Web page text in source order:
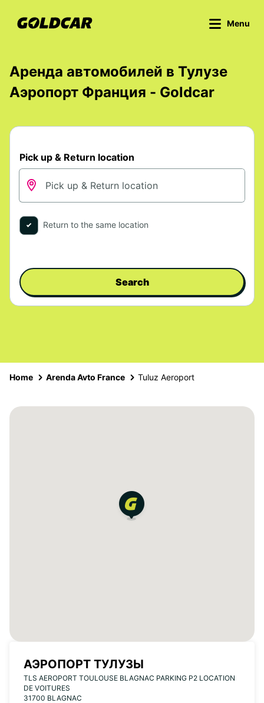
Menu
Аренда автомобилей в Тулузе
Аэропорт Франция - Goldcar
Pick up & Return location
Return to the same location
Search
Home Arenda Avto France Tuluz Aeroport
АЭРОПОРТ ТУЛУЗЫ
TLS AEROPORT TOULOUSE BLAGNAC PARKING P2 LOCATION
DE VOITURES
31700 BLAGNAC